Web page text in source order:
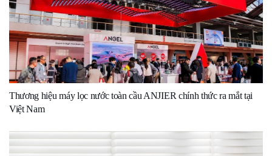
Thương hiệu máy lọc nước toàn cầu ANJIER chính thức ra mắt tại
Việt Nam